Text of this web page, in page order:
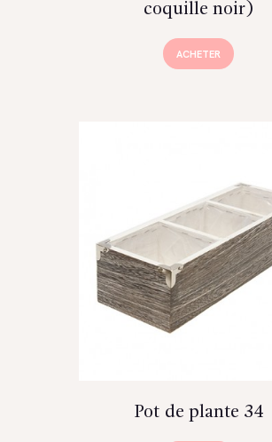
coquille noir)
ACHETER
Pot de plante 34